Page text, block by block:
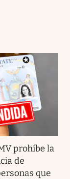
prohíbe la
de
que